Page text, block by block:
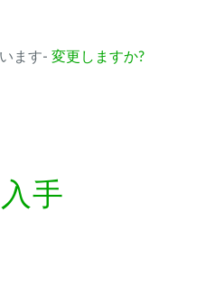
ます- 変更しますか?
手